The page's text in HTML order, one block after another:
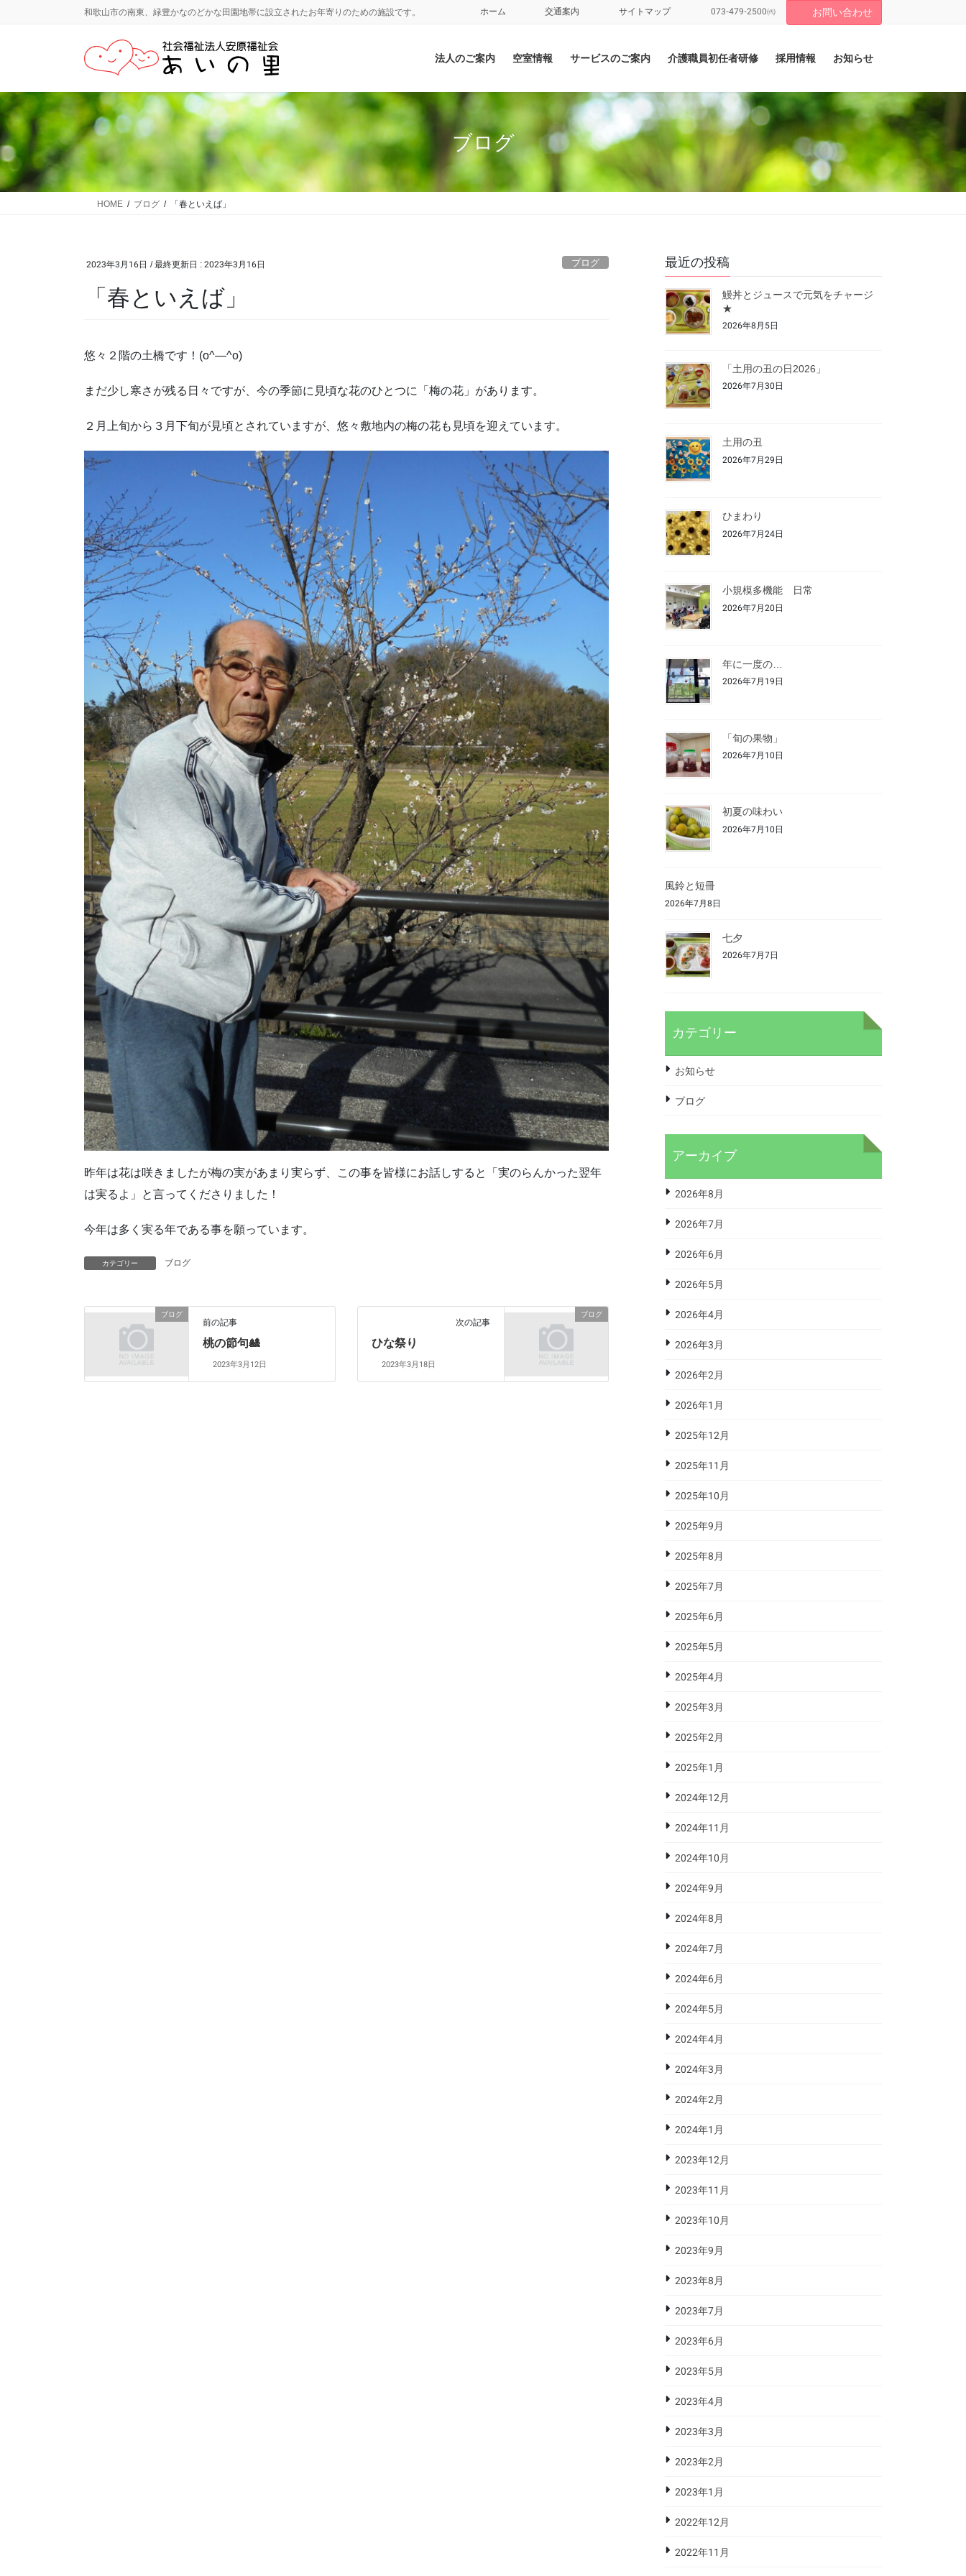
に
移
動
ョ
ン
に
移
動
和歌山市の南東、緑豊かなのどかな田園地帯に設立されたお年寄りのための施設です。 ホーム 交通案内 サイトマップ 073-479-2500㈹ お問い合わせ
法人のご案内 空室情報 サービスのご案内 介護職員初任者研修 採用情報 お知らせ
ブログ
HOME ブログ 「春といえば」
2023年3月16日 / 最終更新日 : 2023年3月16日 ブログ
「春といえば」
悠々２階の土橋です！(o^―^o)
まだ少し寒さが残る日々ですが、今の季節に見頃な花のひとつに「梅の花」があります。
２月上旬から３月下旬が見頃とされていますが、悠々敷地内の梅の花も見頃を迎えています。
昨年は花は咲きましたが梅の実があまり実らず、この事を皆様にお話しすると「実のらんかった翌年
は実るよ」と言ってくださりました！
今年は多く実る年である事を願っています。
カテゴリー ブログ
ブログ
前の記事
桃の節句🎎
2023年3月12日
ブログ
次の記事
ひな祭り
2023年3月18日
最近の投稿
鰻丼とジュースで元気をチャージ
★
2026年8月5日
「土用の丑の日2026」
2026年7月30日
土用の丑
2026年7月29日
ひまわり
2026年7月24日
小規模多機能 日常
2026年7月20日
年に一度の…
2026年7月19日
「旬の果物」
2026年7月10日
初夏の味わい
2026年7月10日
風鈴と短冊
2026年7月8日
七夕
2026年7月7日
カテゴリー
お知らせ
ブログ
アーカイブ
2026年8月
2026年7月
2026年6月
2026年5月
2026年4月
2026年3月
2026年2月
2026年1月
2025年12月
2025年11月
2025年10月
2025年9月
2025年8月
2025年7月
2025年6月
2025年5月
2025年4月
2025年3月
2025年2月
2025年1月
2024年12月
2024年11月
2024年10月
2024年9月
2024年8月
2024年7月
2024年6月
2024年5月
2024年4月
2024年3月
2024年2月
2024年1月
2023年12月
2023年11月
2023年10月
2023年9月
2023年8月
2023年7月
2023年6月
2023年5月
2023年4月
2023年3月
2023年2月
2023年1月
2022年12月
2022年11月